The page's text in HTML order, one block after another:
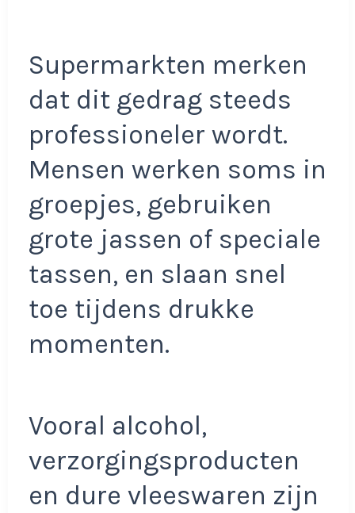
Supermarkten merken
dat dit gedrag steeds
professioneler wordt.
Mensen werken soms in
groepjes, gebruiken
grote jassen of speciale
tassen, en slaan snel
toe tijdens drukke
momenten.
Vooral alcohol,
verzorgingsproducten
en dure vleeswaren zijn